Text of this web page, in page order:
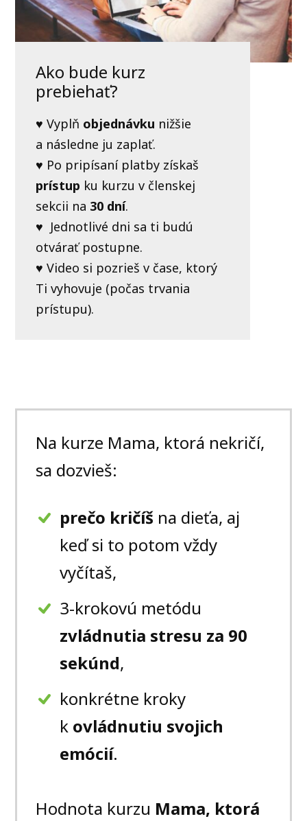
Ako bude kurz
prebiehať?
♥ Vyplň objednávku nižšie
a následne ju zaplať.
♥ Po pripísaní platby získaš
prístup ku kurzu v členskej
sekcii na 30 dní.
♥ Jednotlivé dni sa ti budú
otvárať postupne.
♥ Video si pozrieš v čase, ktorý
Ti vyhovuje (počas trvania
prístupu).
Na kurze Mama, ktorá nekričí,
sa dozvieš:
prečo kričíšna dieťa, aj
keď si to potom vždy
vyčítaš,
3-krokovú metódu
zvládnutia stresu za 90
sekúnd,
konkrétne kroky
k ovládnutiu svojich
emócií.
Hodnota kurzu Mama, ktorá